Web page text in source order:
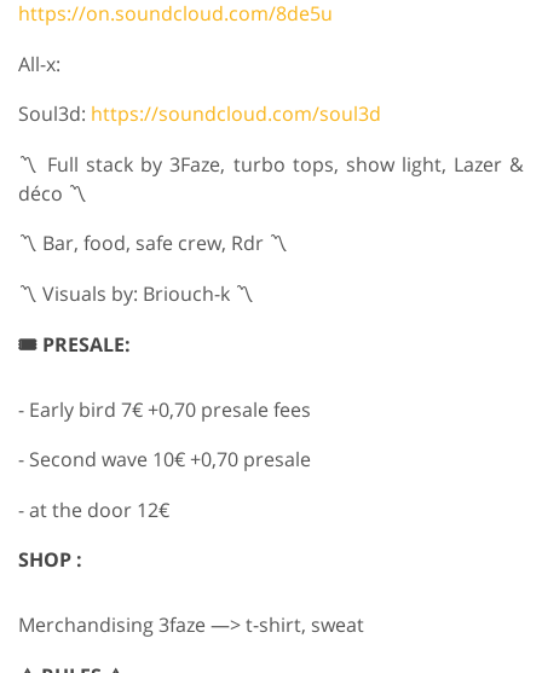
https://on.soundcloud.com/8de5u
All-x:
Soul3d: https://soundcloud.com/soul3d
〽️ Full stack by 3Faze, turbo tops, show light, Lazer &
déco 〽️
〽️ Bar, food, safe crew, Rdr 〽️
〽️ Visuals by: Briouch-k 〽️
🎟️ PRESALE:
- Early bird 7€ +0,70 presale fees
- Second wave 10€ +0,70 presale
- at the door 12€
SHOP :
Merchandising 3faze —> t-shirt, sweat